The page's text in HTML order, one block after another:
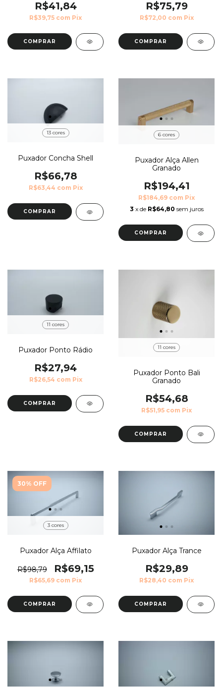
R$41,84
R$39,75 com Pix
COMPRAR
R$75,79
R$72,00 com Pix
COMPRAR
13 cores
Puxador Concha Shell
R$66,78
R$63,44 com Pix
COMPRAR
6 cores
Puxador Alça Allen
Granado
R$194,41
R$184,69 com Pix
3 x de R$64,80 sem juros
COMPRAR
11 cores
Puxador Ponto Rádio
R$27,94
R$26,54 com Pix
COMPRAR
11 cores
Puxador Ponto Bali
Granado
R$54,68
R$51,95 com Pix
COMPRAR
30% OFF
3 cores
Puxador Alça Affilato
R$98,79 R$69,15
R$65,69 com Pix
COMPRAR
Puxador Alça Trance
R$29,89
R$28,40 com Pix
COMPRAR